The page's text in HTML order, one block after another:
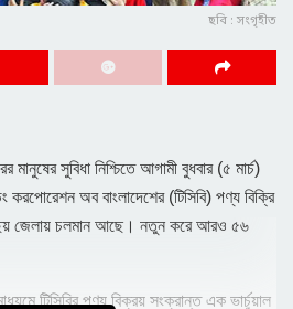
ছবি : সংগৃহীত
সুবিধা নিশ্চিতে আগামী বুধবার (৫ মার্চ)
করপোরেশন অব বাংলাদেশের (টিসিবি) পণ্য বিক্রি
জেলায় চলমান আছে। নতুন করে আরও ৫৬
টিসিবির পণ্য বিক্রয় সংক্রান্ত এক ভার্চুয়াল